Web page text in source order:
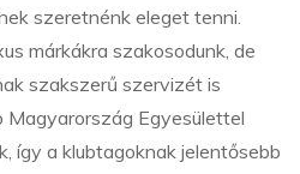
szeretnénk eleget tenni.
márkákra szakosodunk, de
szakszerű szervizét is
Magyarország Egyesülettel
így a klubtagoknak jelentősebb